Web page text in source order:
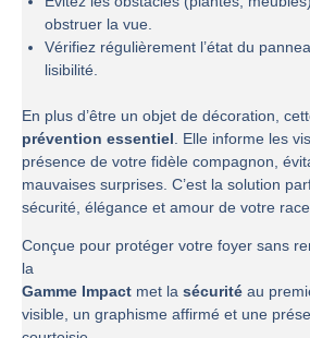
obstruer la vue.
Vérifiez régulièrement l’état du
lisibilité.
En plus d’être un objet de décoration,
prévention essentiel. Elle informe les
présence de votre fidèle compagnon,
mauvaises surprises. C’est la solution
sécurité, élégance et amour de votre
Conçue pour protéger votre foyer sans
la
Gamme Impact met la sécurité au
visible, un graphisme affirmé et une